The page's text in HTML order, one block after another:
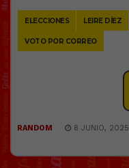
ELECCIONES LEIRE DÍEZ
VOTO POR CORREO
RANDOM 8 JUNIO, 2025